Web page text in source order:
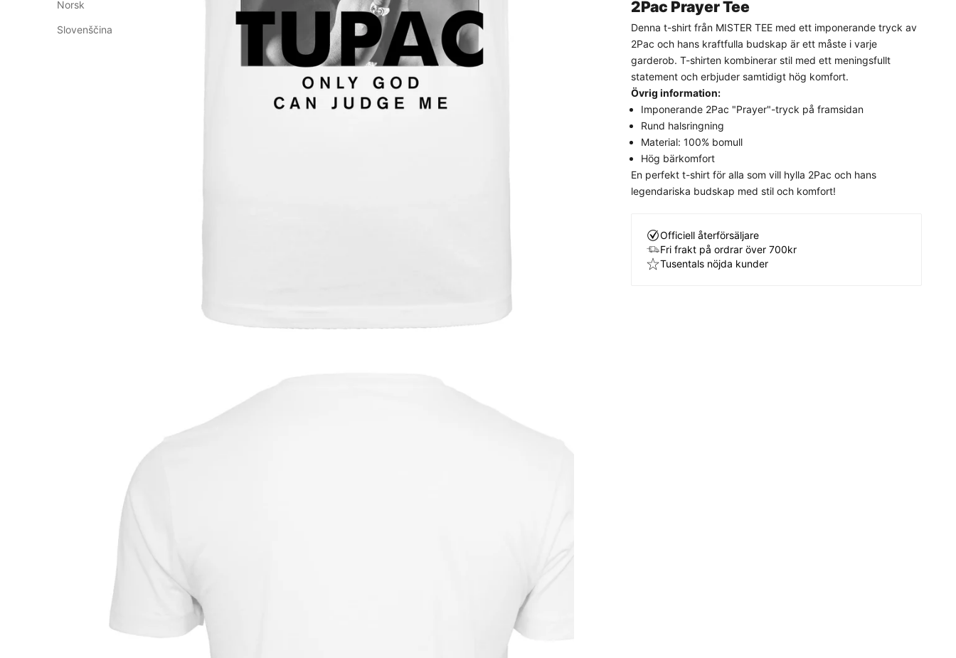
Norsk
Slovenščina
2Pac Prayer Tee
Denna t-shirt från MISTER TEE med ett imponerande tryck av
2Pac och hans kraftfulla budskap är ett måste i varje
garderob. T-shirten kombinerar stil med ett meningsfullt
statement och erbjuder samtidigt hög komfort.
Övrig information:
Imponerande 2Pac "Prayer"-tryck på framsidan
Rund halsringning
Material: 100% bomull
Hög bärkomfort
En perfekt t-shirt för alla som vill hylla 2Pac och hans
legendariska budskap med stil och komfort!
Officiell återförsäljare
Fri frakt på ordrar över 700kr
Tusentals nöjda kunder